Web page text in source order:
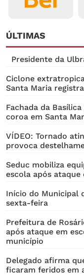
ÚLTIMAS
Presidente da
Ciclone
Santa Maria
Fachada da
coroa em Santa
VÍDEO: Tornado
provoca
Seduc mobiliza
escola após ataque
Início do Municipal
sexta-feira
Prefeitura de
após ataque em
município
Delegado afirma
ficaram feridos em